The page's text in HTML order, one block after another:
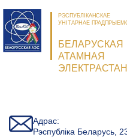
РЭСПУБЛІКАНСКАЕ
УНІТАРНАЕ
БЕЛАРУСКАЯ
АТАМНАЯ
Адрас:
Рэспубліка Беларусь,